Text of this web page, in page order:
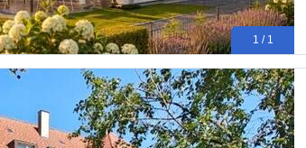
1 / 1